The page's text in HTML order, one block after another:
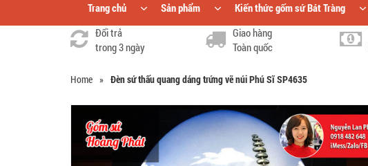
Trang chủ Sản phẩm Kiến thức gốm sứ Bát Tràng
Đổi trả
trong 3 ngày
Giao hàng
Toàn quốc
Home » Đèn sứ thấu quang dáng trứng vẽ núi Phú Sĩ SP4635